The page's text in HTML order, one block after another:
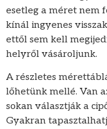
esetleg a méret nem
kínál ingyenes
ettől sem kell
helyről vásároljunk.
A részletes
lőhetünk mellé. Van
sokan választják a
Gyakran